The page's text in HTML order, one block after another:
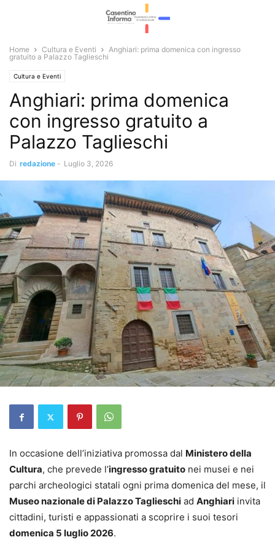
Home Cultura e Eventi
Anghiari: prima domenica con ingresso
gratuito a Palazzo Taglieschi
Cultura e Eventi
Anghiari: prima domenica
con ingresso gratuito a
Palazzo Taglieschi
Di redazione - Luglio 3, 2026
In occasione dell’iniziativa promossa dal Ministero della
Cultura, che prevede l’ingresso gratuito nei musei e nei
parchi archeologici statali ogni prima domenica del mese, il
Museo nazionale di Palazzo Taglieschi ad Anghiari invita
cittadini, turisti e appassionati a scoprire i suoi tesori
domenica 5 luglio 2026.